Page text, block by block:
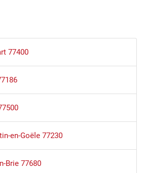
77400
en-Goële 77230
Brie 77680